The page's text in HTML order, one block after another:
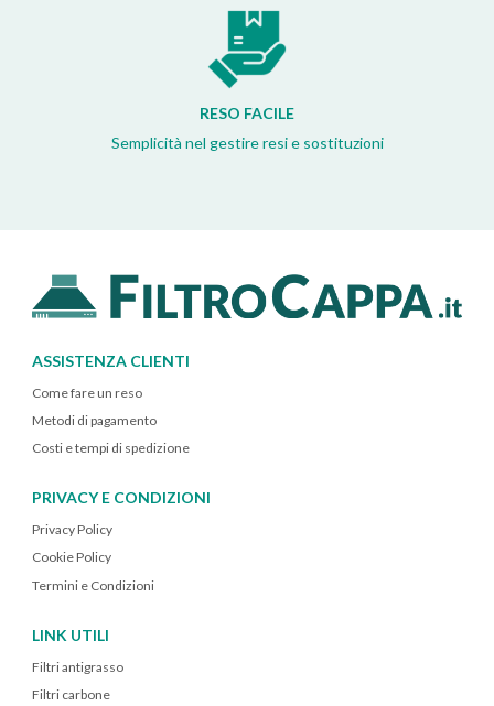
RESO FACILE
Semplicità nel gestire resi e sostituzioni
ASSISTENZA CLIENTI
Come fare un reso
Metodi di pagamento
Costi e tempi di spedizione
PRIVACY E CONDIZIONI
Privacy Policy
Cookie Policy
Termini e Condizioni
LINK UTILI
Filtri antigrasso
Filtri carbone